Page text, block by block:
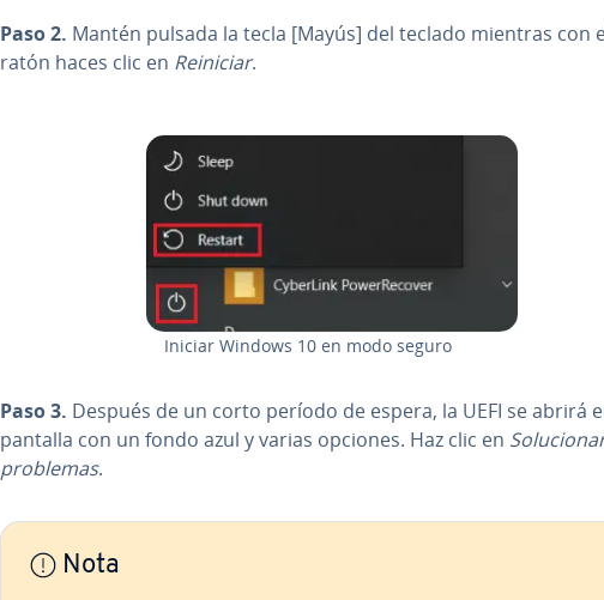
Paso 2. Mantén pulsada la tecla [Mayús] del teclado mientras con
ratón haces clic en Reiniciar.
Iniciar Windows 10 en modo seguro
Paso 3. Después de un corto período de espera, la UEFI se abrirá
pantalla con un fondo azul y varias opciones. Haz clic en
problemas.
Nota